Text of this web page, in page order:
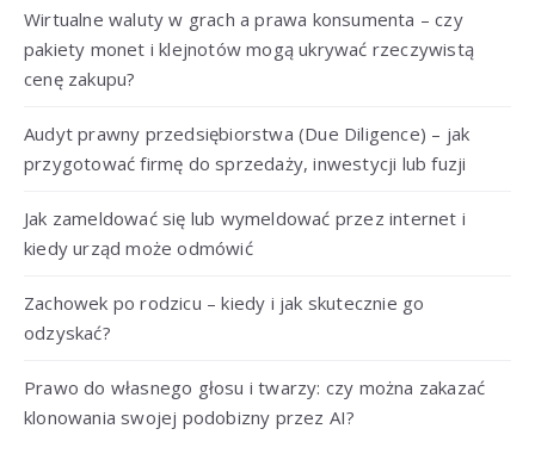
Wirtualne waluty w grach a prawa konsumenta – czy
pakiety monet i klejnotów mogą ukrywać rzeczywistą
cenę zakupu?
Audyt prawny przedsiębiorstwa (Due Diligence) – jak
przygotować firmę do sprzedaży, inwestycji lub fuzji
Jak zameldować się lub wymeldować przez internet i
kiedy urząd może odmówić
Zachowek po rodzicu – kiedy i jak skutecznie go
odzyskać?
Prawo do własnego głosu i twarzy: czy można zakazać
klonowania swojej podobizny przez AI?